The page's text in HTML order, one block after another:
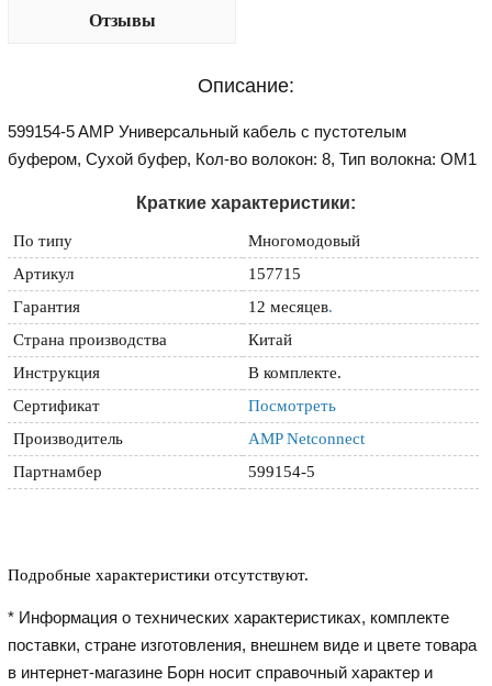
Отзывы
Описание:
599154-5 AMP Универсальный кабель с пустотелым
буфером, Сухой буфер, Кол-во волокон: 8, Тип волокна: OM1
Краткие характеристики:
По типу
Многомодовый
Артикул
157715
Гарантия
12 месяцев.
Страна производства
Китай
Инструкция
В комплекте.
Сертификат
Посмотреть
Производитель
AMP Netconnect
Партнамбер
599154-5
Подробные характеристики отсутствуют.
* Информация о технических характеристиках, комплекте
поставки, стране изготовления, внешнем виде и цвете товара
в интернет-магазине Борн носит справочный характер и